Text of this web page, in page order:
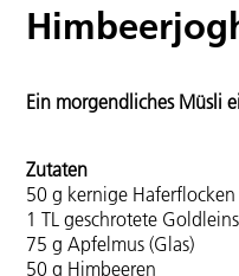
Ein morgendliches Müsli
Zutaten
50 g kernige Haferflocken
1 TL geschrotete
75 g Apfelmus (Glas)
50 g Himbeeren